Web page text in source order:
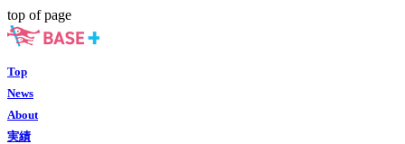
top of page
Top
News
About
​実績